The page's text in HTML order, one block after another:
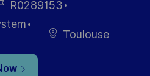
R0289153
Toulouse